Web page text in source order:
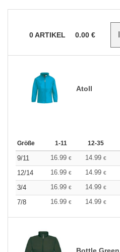
0ARTIKEL 0.00 €
Atoll
Größe 1-11 12-35
9/11 16.99 € 14.99 €
12/14
16.99 € 14.99 €
3/4
16.99 € 14.99 €
7/8
16.99 € 14.99 €
Bottle Green